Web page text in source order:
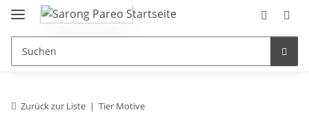
Zurück zur Liste Tier Motive